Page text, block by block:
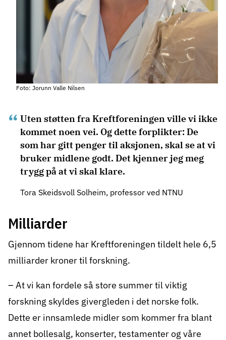
Foto: Jorunn Valle Nilsen
Uten støtten fra Kreftforeningen ville vi ikke
kommet noen vei. Og dette forplikter: De
som har gitt penger til aksjonen, skal se at vi
bruker midlene godt. Det kjenner jeg meg
trygg på at vi skal klare.
Tora Skeidsvoll Solheim, professor ved NTNU
Milliarder
Gjennom tidene har Kreftforeningen tildelt hele 6,5
milliarder kroner til forskning.
– At vi kan fordele så store summer til viktig
forskning skyldes givergleden i det norske folk.
Dette er innsamlede midler som kommer fra blant
annet bollesalg, konserter, testamenter og våre